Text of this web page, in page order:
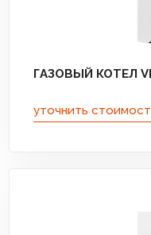
ГАЗОВЫЙ КОТЕЛ
уточнить